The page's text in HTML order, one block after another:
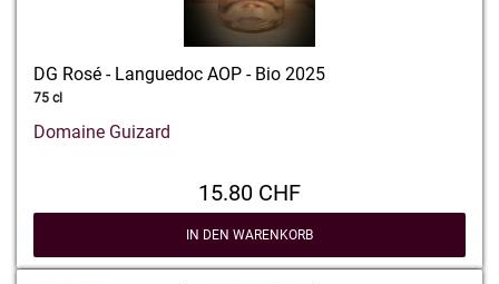
DG Rosé - Languedoc AOP - Bio 2025
75 cl
Domaine Guizard
15.80 CHF
IN DEN WARENKORB